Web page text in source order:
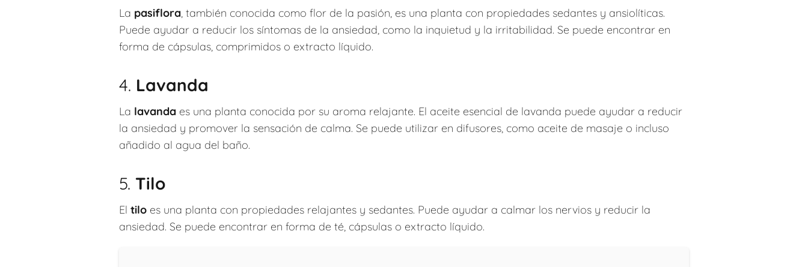
La pasiflora, también conocida como flor de la pasión, es una planta con propiedades sedantes y ansiolíticas.
Puede ayudar a reducir los síntomas de la ansiedad, como la inquietud y la irritabilidad. Se puede encontrar en
forma de cápsulas, comprimidos o extracto líquido.
4. Lavanda
La lavanda es una planta conocida por su aroma relajante. El aceite esencial de lavanda puede ayudar a reducir
la ansiedad y promover la sensación de calma. Se puede utilizar en difusores, como aceite de masaje o incluso
añadido al agua del baño.
5. Tilo
El tilo es una planta con propiedades relajantes y sedantes. Puede ayudar a calmar los nervios y reducir la
ansiedad. Se puede encontrar en forma de té, cápsulas o extracto líquido.